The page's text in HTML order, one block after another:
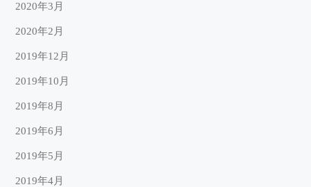
2020年3月
2020年2月
2019年12月
2019年10月
2019年8月
2019年6月
2019年5月
2019年4月